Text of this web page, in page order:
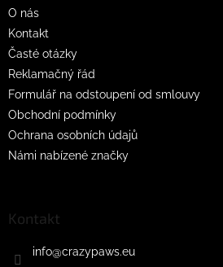
O nás
Kontakt
Časté otázky
Reklamačný řád
Formulář na odstoupení od smlouvy
Obchodní podmínky
Ochrana osobních údajů
Námi nabízené značky
Kontakt
info@crazypaws.eu